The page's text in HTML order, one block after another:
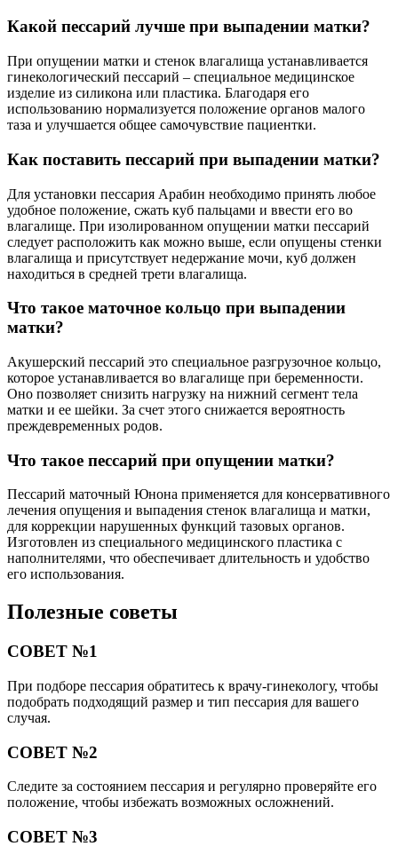
Какой пессарий лучше при выпадении матки?
При опущении матки и стенок влагалища устанавливается
гинекологический пессарий – специальное медицинское
изделие из силикона или пластика. Благодаря его
использованию нормализуется положение органов малого
таза и улучшается общее самочувствие пациентки.
Как поставить пессарий при выпадении матки?
Для установки пессария Арабин необходимо принять любое
удобное положение, сжать куб пальцами и ввести его во
влагалище. При изолированном опущении матки пессарий
следует расположить как можно выше, если опущены стенки
влагалища и присутствует недержание мочи, куб должен
находиться в средней трети влагалища.
Что такое маточное кольцо при выпадении
матки?
Акушерский пессарий это специальное разгрузочное кольцо,
которое устанавливается во влагалище при беременности.
Оно позволяет снизить нагрузку на нижний сегмент тела
матки и ее шейки. За счет этого снижается вероятность
преждевременных родов.
Что такое пессарий при опущении матки?
Пессарий маточный Юнона применяется для консервативного
лечения опущения и выпадения стенок влагалища и матки,
для коррекции нарушенных функций тазовых органов.
Изготовлен из специального медицинского пластика с
наполнителями, что обеспечивает длительность и удобство
его использования.
Полезные советы
СОВЕТ №1
При подборе пессария обратитесь к врачу-гинекологу, чтобы
подобрать подходящий размер и тип пессария для вашего
случая.
СОВЕТ №2
Следите за состоянием пессария и регулярно проверяйте его
положение, чтобы избежать возможных осложнений.
СОВЕТ №3